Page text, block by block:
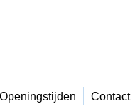
Openingstijden Contact